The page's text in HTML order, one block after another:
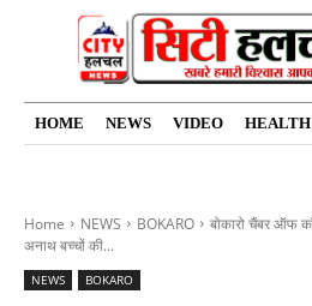
HOME NEWS VIDEO HEALTH
Home NEWS BOKARO
बोकारो चैंबर ऑफ
अनाथ बच्चों की...
NEWS BOKARO